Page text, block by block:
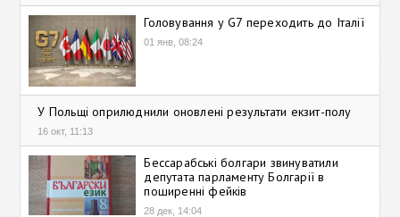
Головування у G7 переходить до Італії
01 янв, 08:24
У Польщі оприлюднили оновлені результати екзит-полу
16 окт, 11:13
Бессарабські болгари звинуватили
депутата парламенту Болгарії в
поширенні фейків
28 дек, 14:04